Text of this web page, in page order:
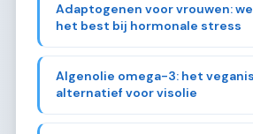
Adaptogenen voor vrouwen:
het best bij hormonale stress
Algenolie omega-3: het
alternatief voor visolie